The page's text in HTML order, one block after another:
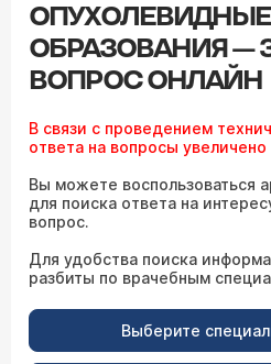
ОПУХОЛЕВИДНЫЕ
ОБРАЗОВАНИЯ —
ВОПРОС ОНЛАЙН
В связи с проведением
ответа на вопросы увеличено
Вы можете воспользоваться
для поиска ответа на
вопрос.
Для удобства поиска
разбиты по врачебным
Выберите